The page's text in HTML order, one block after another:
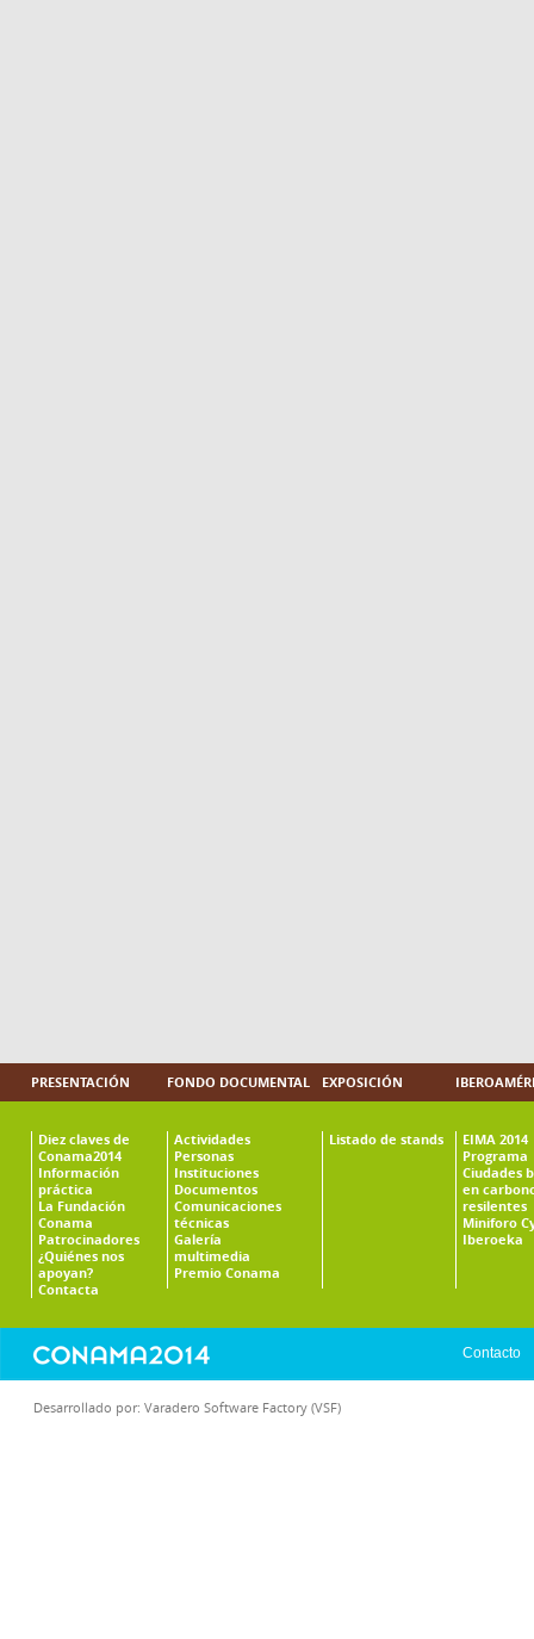
PRESENTACIÓN
Diez claves de
Conama2014
Información
práctica
La Fundación
Conama
Patrocinadores
¿Quiénes nos
apoyan?
Contacta
FONDO DOCUMENTAL
Actividades
Personas
Instituciones
Documentos
Comunicaciones
técnicas
Galería
multimedia
Premio Conama
EXPOSICIÓN
Listado de stands
EIMA 2014
Programa
Ciudades
en
resilentes
Miniforo
Iberoeka
Contacto
Desarrollado por: Varadero Software Factory (VSF)